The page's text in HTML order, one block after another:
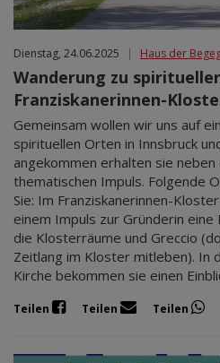
Jul 2027
Dienstag, 24.06.2025 | Haus der
Wanderung zu
Franziskanerinnen-
Gemeinsam wollen wir uns auf
spirituellen Orten in Innsbruck
angekommen erhalten sie neben
thematischen Impuls. Folgende
Sie: Im Franziskanerinnen-
einem Impuls zur Gründerin eine
die Klosterräume und Greccio
Zeitlang im Kloster mitleben). In
Kirche bekommen sie einen
Teilen Teilen Teilen